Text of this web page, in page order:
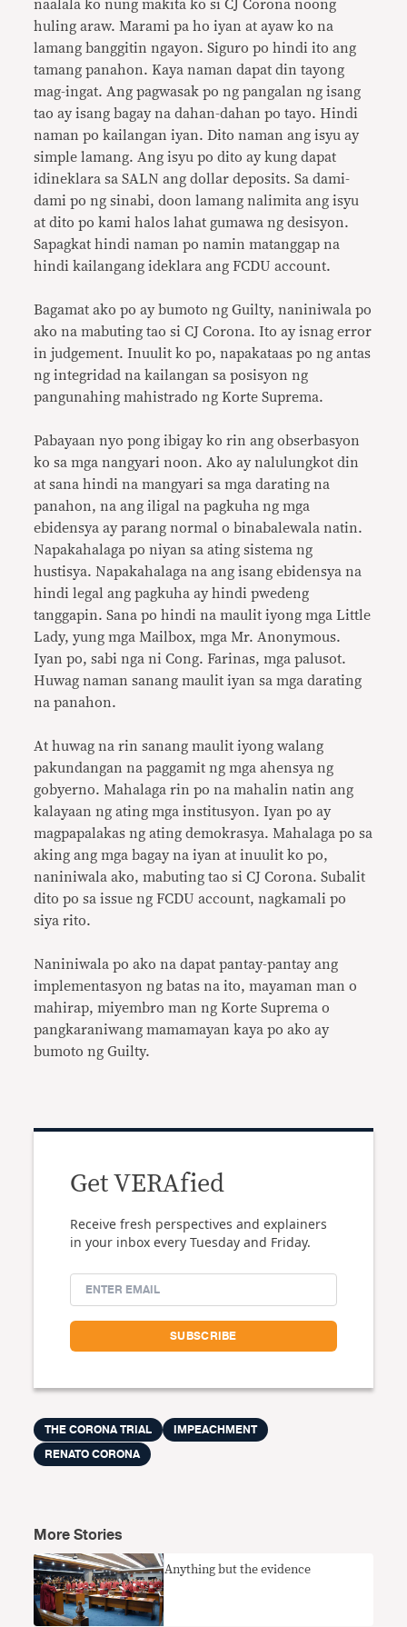
naalala ko nung makita ko si CJ Corona noong
huling araw. Marami pa ho iyan at ayaw ko na
lamang banggitin ngayon. Siguro po hindi ito ang
tamang panahon. Kaya naman dapat din tayong
mag-ingat. Ang pagwasak po ng pangalan ng isang
tao ay isang bagay na dahan-dahan po tayo. Hindi
naman po kailangan iyan. Dito naman ang isyu ay
simple lamang. Ang isyu po dito ay kung dapat
idineklara sa SALN ang dollar deposits. Sa dami-
dami po ng sinabi, doon lamang nalimita ang isyu
at dito po kami halos lahat gumawa ng desisyon.
Sapagkat hindi naman po namin matanggap na
hindi kailangang ideklara ang FCDU account.
Bagamat ako po ay bumoto ng Guilty, naniniwala po
ako na mabuting tao si CJ Corona. Ito ay isnag error
in judgement. Inuulit ko po, napakataas po ng antas
ng integridad na kailangan sa posisyon ng
pangunahing mahistrado ng Korte Suprema.
Pabayaan nyo pong ibigay ko rin ang obserbasyon
ko sa mga nangyari noon. Ako ay nalulungkot din
at sana hindi na mangyari sa mga darating na
panahon, na ang iligal na pagkuha ng mga
ebidensya ay parang normal o binabalewala natin.
Napakahalaga po niyan sa ating sistema ng
hustisya. Napakahalaga na ang isang ebidensya na
hindi legal ang pagkuha ay hindi pwedeng
tanggapin. Sana po hindi na maulit iyong mga Little
Lady, yung mga Mailbox, mga Mr. Anonymous.
Iyan po, sabi nga ni Cong. Farinas, mga palusot.
Huwag naman sanang maulit iyan sa mga darating
na panahon.
At huwag na rin sanang maulit iyong walang
pakundangan na paggamit ng mga ahensya ng
gobyerno. Mahalaga rin po na mahalin natin ang
kalayaan ng ating mga institusyon. Iyan po ay
magpapalakas ng ating demokrasya. Mahalaga po sa
aking ang mga bagay na iyan at inuulit ko po,
naniniwala ako, mabuting tao si CJ Corona. Subalit
dito po sa issue ng FCDU account, nagkamali po
siya rito.
Naniniwala po ako na dapat pantay-pantay ang
implementasyon ng batas na ito, mayaman man o
mahirap, miyembro man ng Korte Suprema o
pangkaraniwang mamamayan kaya po ako ay
bumoto ng Guilty.
Get VERAfied
Receive fresh perspectives and explainers
in your inbox every Tuesday and Friday.
THE CORONA TRIAL
IMPEACHMENT
RENATO CORONA
More Stories
Anything but the evidence